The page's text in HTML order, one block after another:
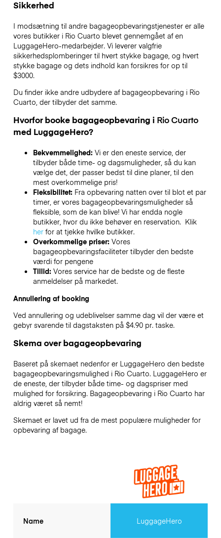
Sikkerhed
I modsætning til andre bagageopbevaringstjenesterer alle
vores butikker i Rio Cuarto blevet gennemgået af en
LuggageHero-medarbejder. Vi leverer valgfrie
sikkerhedsplomberinger til hvert stykke bagage, og hvert
stykke bagage og dets indhold kan forsikres for op til
$3000.
Du finder ikke andre udbydere af bagageopbevaring i Rio
Cuarto, der tilbyder det samme.
Hvorfor booke bagageopbevaring i Rio Cuarto
med LuggageHero?
Bekvemmelighed: Vi er den eneste service, der
tilbyder både time- og dagsmuligheder, så du kan
vælge det, der passer bedst til dine planer, til den
mest overkommelige pris!
Fleksibilitet: Fra opbevaring natten over til blot et par
timer, er vores bagageopbevaringsmuligheder så
fleksible, som de kan blive! Vi har endda nogle
butikker, hvor du ikke behøver en reservation. Klik
herfor at tjekke hvilke butikker.
Overkommelige priser: Vores
bagageopbevaringsfaciliteter tilbyder den bedste
værdi for pengene
Tillid: Vores service har de bedste og de fleste
anmeldelser på markedet.
Annullering af booking
Ved annullering og udeblivelser samme dag vil der være et
gebyr svarende til dagstaksten på $4.90 pr. taske.
Skema over bagageopbevaring
Baseret på skemaet nedenfor er LuggageHero den bedste
bagageopbevaringsmulighed i Rio Cuarto. LuggageHero er
de eneste, der tilbyder både time- og dagspriser med
mulighed for forsikring. Bagageopbevaring i Rio Cuarto har
aldrig været så nemt!
Skemaet er lavet ud fra de mest populære muligheder for
opbevaring af bagage.
Name LuggageHero